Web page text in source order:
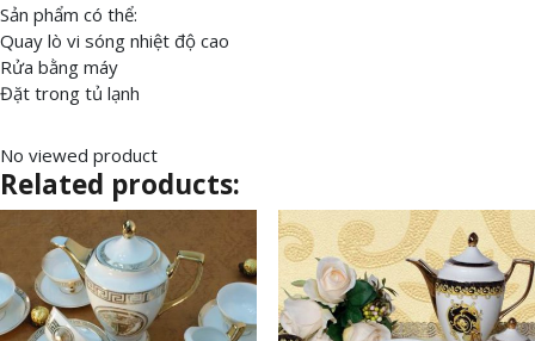
Sản phẩm có thể:
Quay lò vi sóng nhiệt độ cao
Rửa bằng máy
Đặt trong tủ lạnh
No viewed product
Related products: